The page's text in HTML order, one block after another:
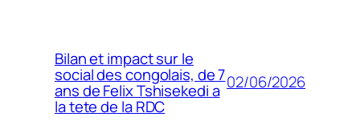
Bilan et impact sur le
social des congolais, de 7
ans de Felix Tshisekedi a
la tete de la RDC
02/06/2026